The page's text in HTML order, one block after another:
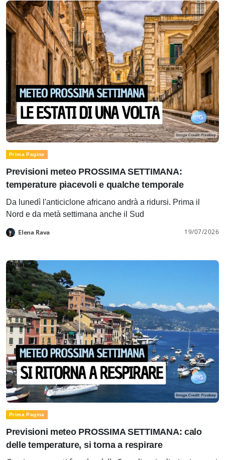
Prima Pagina
Previsioni meteo PROSSIMA SETTIMANA:
temperature piacevoli e qualche temporale
Da lunedì l'anticiclone africano andrà a ridursi. Prima il
Nord e da metà settimana anche il Sud
Elena Rava 19/07/2026
Prima Pagina
Previsioni meteo PROSSIMA SETTIMANA: calo
delle temperature, si torna a respirare